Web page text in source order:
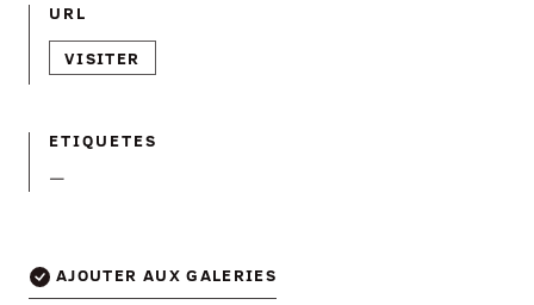
URL
VISITER
ETIQUETES
—
AJOUTER AUX GALERIES